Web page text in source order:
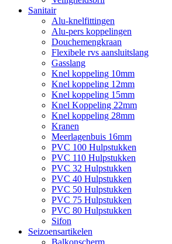
Sanitair
Alu-knelfittingen
Alu-pers koppelingen
Douchemengkraan
Flexibele rvs aansluitslang
Gasslang
Knel koppeling 10mm
Knel koppeling 12mm
Knel koppeling 15mm
Knel Koppeling 22mm
Knel koppeling 28mm
Kranen
Meerlagenbuis 16mm
PVC 100 Hulpstukken
PVC 110 Hulpstukken
PVC 32 Hulpstukken
PVC 40 Hulpstukken
PVC 50 Hulpstukken
PVC 75 Hulpstukken
PVC 80 Hulpstukken
Sifon
Seizoensartikelen
Balkonscherm